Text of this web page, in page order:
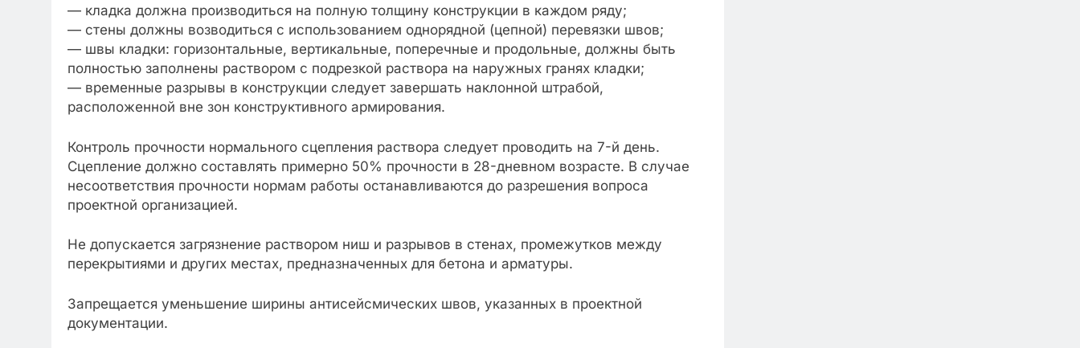
— кладка должна производиться на полную толщину конструкции в каждом ряду;
— стены должны возводиться с использованием однорядной (цепной) перевязки швов;
— швы кладки: горизонтальные, вертикальные, поперечные и продольные, должны быть
полностью заполнены раствором с подрезкой раствора на наружных гранях кладки;
— временные разрывы в конструкции следует завершать наклонной штрабой,
расположенной вне зон конструктивного армирования.
Контроль прочности нормального сцепления раствора следует проводить на 7-й день.
Сцепление должно составлять примерно 50% прочности в 28-дневном возрасте. В случае
несоответствия прочности нормам работы останавливаются до разрешения вопроса
проектной организацией.
Не допускается загрязнение раствором ниш и разрывов в стенах, промежутков между
перекрытиями и других местах, предназначенных для бетона и арматуры.
Запрещается уменьшение ширины антисейсмических швов, указанных в проектной
документации.